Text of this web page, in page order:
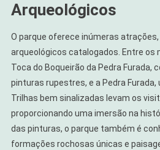
Arqueológicos
O parque oferece inúmeras
arqueológicos catalogados. Entre
Toca do Boqueirão da Pedra Furada,
pinturas rupestres, e a Pedra Furada,
Trilhas bem sinalizadas levam os
proporcionando uma imersão na
das pinturas, o parque também é
formações rochosas únicas e